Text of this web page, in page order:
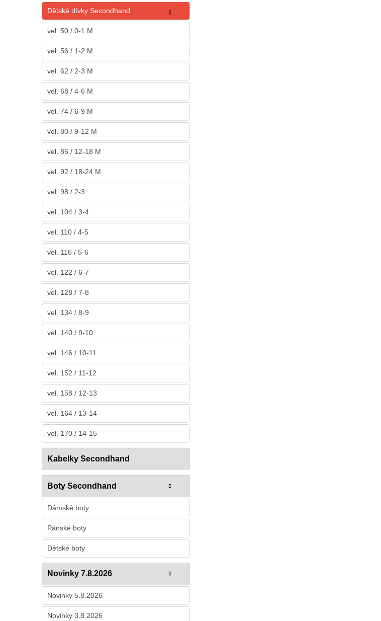
Dětské dívky Secondhand
vel. 50 / 0-1 M
vel. 56 / 1-2 M
vel. 62 / 2-3 M
vel. 68 / 4-6 M
vel. 74 / 6-9 M
vel. 80 / 9-12 M
vel. 86 / 12-18 M
vel. 92 / 18-24 M
vel. 98 / 2-3
vel. 104 / 3-4
vel. 110 / 4-5
vel. 116 / 5-6
vel. 122 / 6-7
vel. 128 / 7-8
vel. 134 / 8-9
vel. 140 / 9-10
vel. 146 / 10-11
vel. 152 / 11-12
vel. 158 / 12-13
vel. 164 / 13-14
vel. 170 / 14-15
Kabelky Secondhand
Boty Secondhand
Dámské boty
Pánské boty
Dětské boty
Novinky 7.8.2026
Novinky 5.8.2026
Novinky 3.8.2026